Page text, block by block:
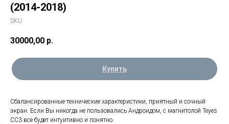
(2014-2018)
SKU:
30000,00 р.
Купить
Сбалансированные технические характеристики, приятный и сочный
экран. Если Вы никогда не пользовались Андроидом, с магнитолой Teyes
CC3 все будет интуитивно и понятно.